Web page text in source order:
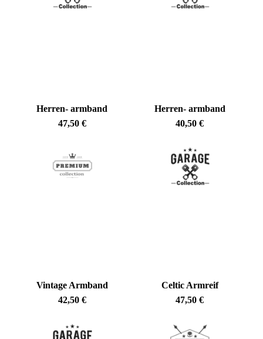
Herren- armband
47,50 €
Herren- armband
40,50€
Vintage Armband
42,50 €
Celtic Armreif
47,50€